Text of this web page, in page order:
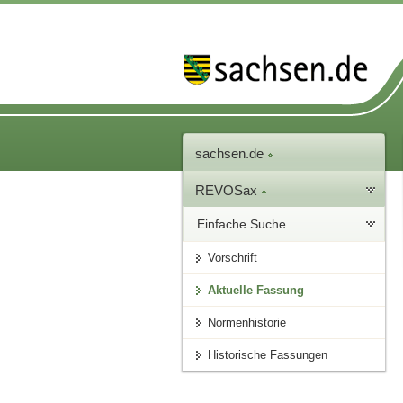
sachsen.de
REVOSax
Einfache Suche
Vorschrift
Aktuelle Fassung
Normenhistorie
Historische Fassungen